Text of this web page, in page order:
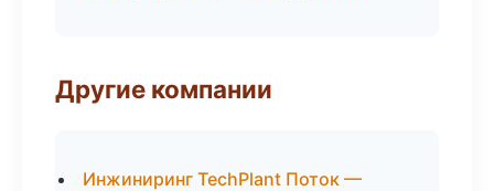
Другие компании
Инжиниринг TechPlant Поток —